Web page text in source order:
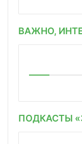
ВАЖНО,
ПОДКАСТЫ